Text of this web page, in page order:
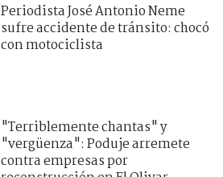
Periodista José Antonio Neme
sufre accidente de tránsito: chocó
con motociclista
"Terriblemente chantas" y
"vergüenza": Poduje arremete
contra empresas por